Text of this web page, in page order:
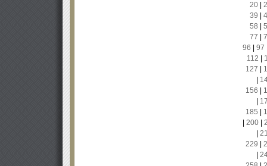
20|
39
58
77
96
97
112
127
156
185
200|
229